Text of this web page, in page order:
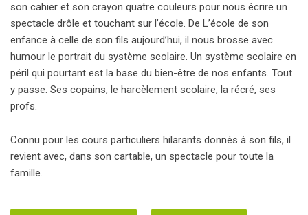
son cahier et son crayon quatre couleurs pour nous écrire un
spectacle drôle et touchant sur l’école. De L’école de son
enfance à celle de son fils aujourd’hui, il nous brosse avec
humour le portrait du système scolaire. Un système scolaire en
péril qui pourtant est la base du bien-être de nos enfants. Tout
y passe. Ses copains, le harcèlement scolaire, la récré, ses
profs.​
Connu pour les cours particuliers hilarants donnés à son fils, il
revient avec, dans son cartable, un spectacle pour toute la
famille.